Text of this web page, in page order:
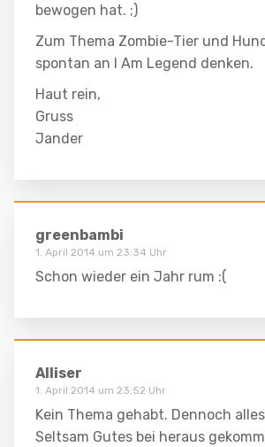
bewogen hat. ;)
Zum Thema Zombie-Tier und
spontan an I Am Legend denken.
Haut rein,
Gruss
Jander
greenbambi
1. April 2014 um 23:34 Uhr
Schon wieder ein Jahr rum :(
Alliser
1. April 2014 um 23:52 Uhr
Kein Thema gehabt. Dennoch
Seltsam Gutes bei heraus